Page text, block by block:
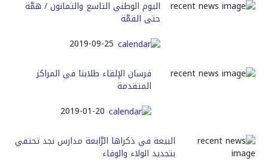
اليوم الوطني التاسع والثمانون / همَّة
حتى القمَّة
2019-09-25
فرسان الإلقاء طلابنا في المراكز
المتقدمة
2019-01-20
البيعة في ذكراها الرَّابعة مدارس نجد تحتفي
بتجديد الولاء والوفاء